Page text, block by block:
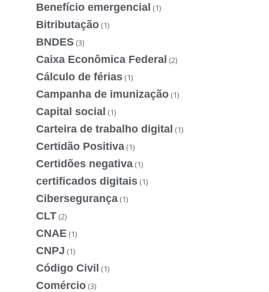
Benefício emergencial (1)
Bitributação (1)
BNDES (3)
Caixa Econômica Federal (2)
Cálculo de férias (1)
Campanha de imunização (1)
Capital social (1)
Carteira de trabalho digital (1)
Certidão Positiva (1)
Certidões negativa (1)
certificados digitais (1)
Cibersegurança (1)
CLT (2)
CNAE (1)
CNPJ (1)
Código Civil (1)
Comércio (3)